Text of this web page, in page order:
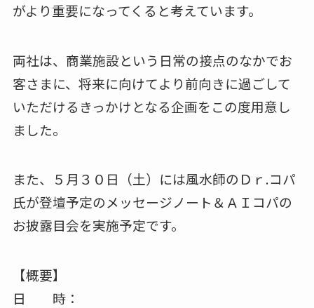
がより重要になってくると考えています。
両社は、商業施設という日常の接点のなかでお
客さまに、将来に向けてより前向きに過ごして
いただけるきっかけとなる企画をこの度用意し
ました。
また、５月３０日（土）には風水師のＤｒ.コパ
氏が登壇予定のメッセージノート＆ＡＩコパの
お披露目会を実施予定です。
【概要】
日 時：